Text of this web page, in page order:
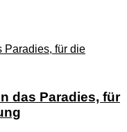
das Paradies, für